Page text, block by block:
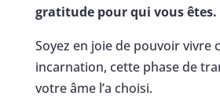
gratitude pour qui vous êtes.
Soyez en joie de pouvoir vivre
incarnation, cette phase de
votre âme l’a choisi.